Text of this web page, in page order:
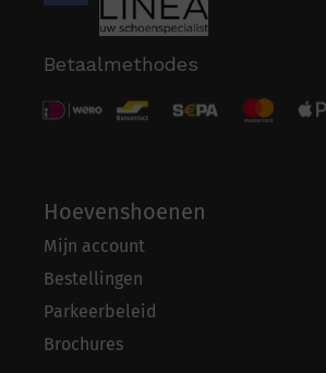
Betaalmethodes
Hoevenshoenen
Mijn account
Bestellingen
Parkeerbeleid
Brochures